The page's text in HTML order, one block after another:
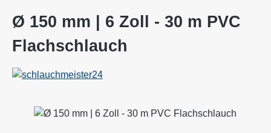
Ø 150 mm | 6 Zoll - 30 m PVC
Flachschlauch